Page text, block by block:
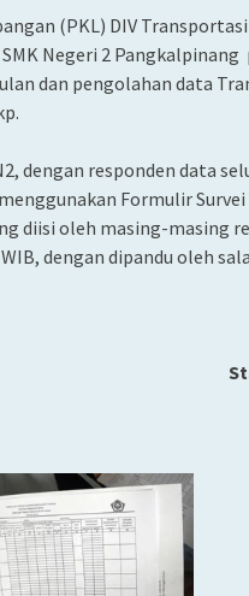
(PKL) DIV
Negeri 2 Pangkalpinang
dan pengolahan data
dengan responden data
Formulir Survei
diisi oleh masing-masing
dengan dipandu oleh